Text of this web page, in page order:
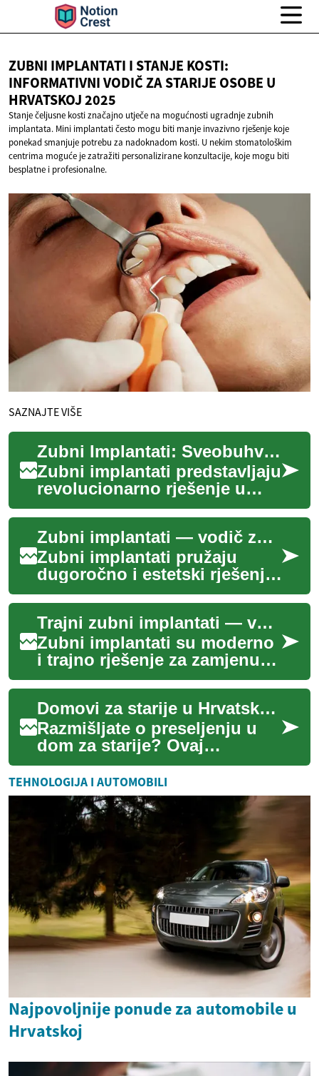
ZUBNI IMPLANTATI I STANJE KOSTI:
INFORMATIVNI VODIČ ZA STARIJE OSOBE U
HRVATSKOJ 2025
Stanje čeljusne kosti značajno utječe na mogućnosti ugradnje zubnih
implantata. Mini implantati često mogu biti manje invazivno rješenje koje
ponekad smanjuje potrebu za nadoknadom kosti. U nekim stomatološkim
centrima moguće je zatražiti personalizirane konzultacije, koje mogu biti
besplatne i profesionalne.
SAZNAJTE VIŠE
Zubni Implantati: Sveobuhvatni Vodič za Trajno Rješenje
Zubni implantati predstavljaju
revolucionarno rješenje u
modernoj stomatologiji za
zamjenu izgubljenih zubi.
Ova napr...
Zubni implantati — vodič za trajnu zamjenu zuba
Zubni implantati pružaju
dugoročno i estetski rješenje
za nadomještanje izgubljenih
zubi, integrirajući se s
čeljusno...
Trajni zubni implantati — vodič za zamjenu zuba
Zubni implantati su moderno
i trajno rješenje za zamjenu
izgubljenih zubi, koje
osigurava prirodan izgled,
stabilnu f...
Domovi za starije u Hrvatskoj: Vodič za ugodnu starost
Razmišljate o preseljenju u
dom za starije? Ovaj
sveobuhvatan vodič pruža
uvid u različite opcije
smještaja, usluge k...
TEHNOLOGIJA I AUTOMOBILI
Najpovoljnije ponude za automobile u
Hrvatskoj